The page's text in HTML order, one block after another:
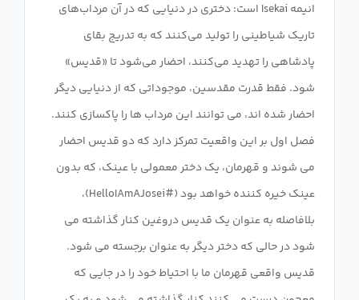
انیمه Isekai است: دختری در دنیایی که در آن مرداب‌های
تاریک شیاطینی را تولید می‌کنند که به تدریج بقای
پادشاهی را تهدید می‌کنند، احضار می‌شود تا «قدیس»
شود. فقط قدرت مقدسین، موجوداتی که از دنیایی دیگر
فصل اول بر این واقعیت تمرکز دارد که دو قدیس احضار
می شوند و قهرمان، یک دختر معمولی با عینک، که بدون
عینک خیره کننده خواهد بود (#HelloIAmAJosei)،
بلافاصله به عنوان یک قدیس دروغین کنار گذاشته می
شود در حالی که دختر دیگر به عنوان برجسته می شود.
قدیس واقعی قهرمان ما با احتیاط خود را در جایی که